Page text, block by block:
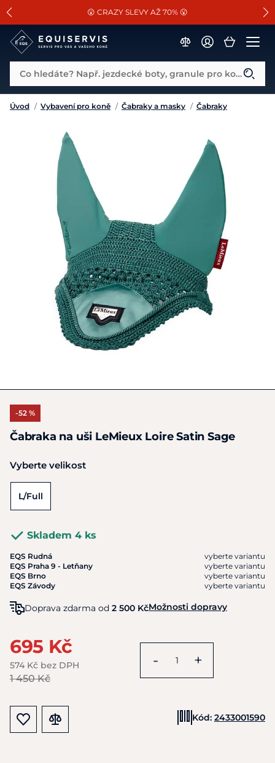
SLEVA 13% na vše od Cassini!
😮 CRAZY SLEVY AŽ 70% 😮
📐Pasování a doplňky k vybraným sedlům ZDARMA 🐴
Co hledáte? Např. jezdecké boty, granule pro koně...
Úvod / Vybavení pro koně / Čabraky a masky / Čabraky
-52 %
Čabraka na uši LeMieux Loire Satin Sage
Vyberte velikost
L/Full
Skladem 4 ks
EQS Rudná
vyberte variantu
EQS Praha 9 - Letňany
vyberte variantu
EQS Brno
vyberte variantu
EQS Závody
vyberte variantu
Doprava zdarma od 2 500 KčMožnosti dopravy
695 Kč
574 Kč bez DPH
1 450 Kč
- +
Kód: 2433001590